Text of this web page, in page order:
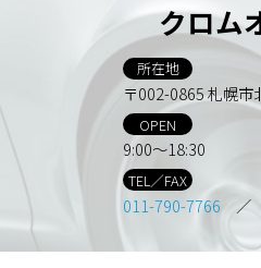
クロム
所在地
〒002-0865 札幌市
OPEN
9:00～18:30
TEL／FAX
011-790-7766 ／